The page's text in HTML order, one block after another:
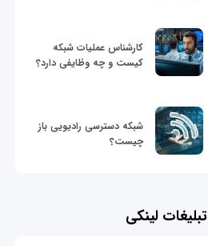
کارشناس عملیات شبکه
کیست و چه وظایفی دارد؟
شبکه دسترسی رادیویی باز
چیست؟
تبلیغات لینکی